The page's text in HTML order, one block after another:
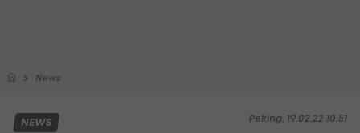
News
Peking, 19.02.22 10:51
NEWS